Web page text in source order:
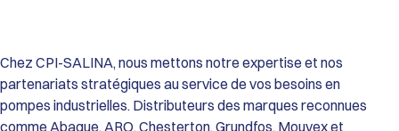
Viscosité : Capacité de transfert jusqu’à 55 000 cSt (modèle
HDX80).
Température de service : De 0°C à 70°C (Standard) et jusqu’à
80°C (avec tuyau EPDM).
Chez CPI-SALINA, nous mettons notre expertise et nos
partenariats stratégiques au service de vos besoins en
pompes industrielles. Distributeurs des marques reconnues
comme Abaque, ARO, Chesterton, Grundfos, Mouvex et